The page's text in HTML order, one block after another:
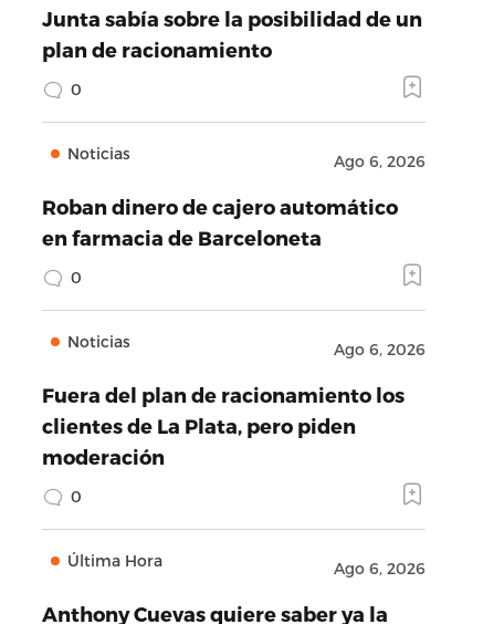
Junta sabía sobre la posibilidad de un
plan de racionamiento
0
Noticias Ago 6, 2026
Roban dinero de cajero automático
en farmacia de Barceloneta
0
Noticias Ago 6, 2026
Fuera del plan de racionamiento los
clientes de La Plata, pero piden
moderación
0
Última Hora Ago 6, 2026
Anthony Cuevas quiere saber ya la